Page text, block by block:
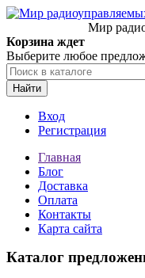
Мир
Корзина ждет
Выберите любое
Найти
Вход
Регистрация
Главная
Блог
Доставка
Оплата
Контакты
Карта сайта
Каталог